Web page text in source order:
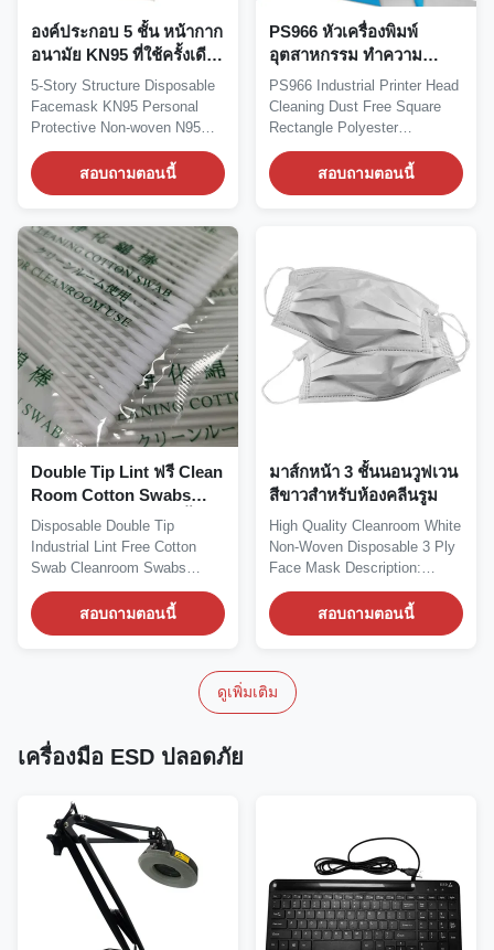
องค์ประกอบ 5 ชั้น หน้ากาก
อนามัย KN95 ที่ใช้ครั้งเดียว
หน้ากากอนามัยป้องกัน
ตนเอง N95 ไม่เนื้อ
5-Story Structure Disposable
Facemask KN95 Personal
Protective Non-woven N95
Mask Personal...
สอบถามตอนนี้
PS966 หัวเครื่องพิมพ์
อุตสาหกรรม ทําความ
สะอาดฝุ่นฟรี สี่เหลี่ยม
สี่เหลี่ยม โพลิเอสเตอร์ สบู่
ห้องสะอาด
PS966 Industrial Printer Head
Cleaning Dust Free Square
Rectangle Polyester
Cleanroom Swab...
สอบถามตอนนี้
Double Tip Lint ฟรี Clean
Room Cotton Swabs
อุตสาหกรรมที่ใช้แล้วทิ้ง
Disposable Double Tip
Industrial Lint Free Cotton
Swab Cleanroom Swabs
Description: 1. It is...
สอบถามตอนนี้
มาส์กหน้า 3 ชั้นนอนวูฟเวน
สีขาวสำหรับห้องคลีนรูม
High Quality Cleanroom White
Non-Woven Disposable 3 Ply
Face Mask Description:
Material: non...
สอบถามตอนนี้
ดูเพิ่มเติม
เครื่องมือ ESD ปลอดภัย